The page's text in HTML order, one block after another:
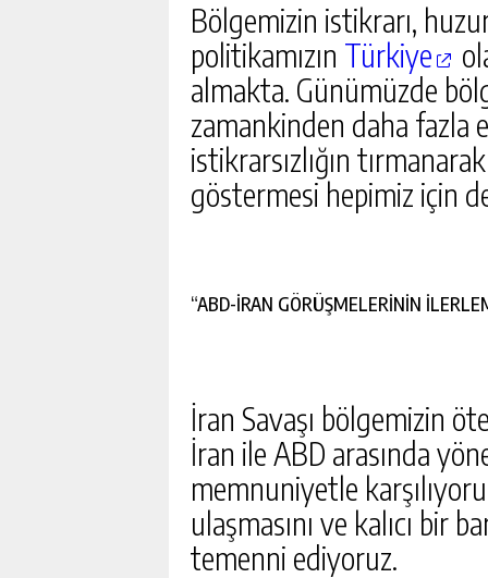
Bölgemizin istikrarı,
politikamızın Türkiye
almakta. Günümüzde
zamankinden daha fazla
istikrarsızlığın
göstermesi hepimiz için
“ABD-İRAN GÖRÜŞMELERİNİN
İran Savaşı bölgemizin
İran ile ABD arasında
memnuniyetle
ulaşmasını ve kalıcı bir
temenni ediyoruz.